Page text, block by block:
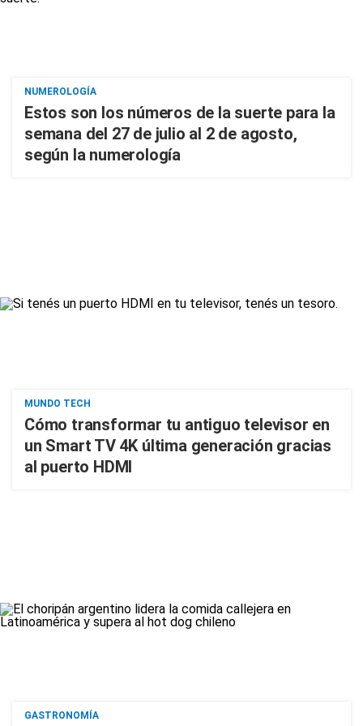
NUMEROLOGÍA
Estos son los números de la suerte para la
semana del 27 de julio al 2 de agosto,
según la numerología
MUNDO TECH
Cómo transformar tu antiguo televisor en
un Smart TV 4K última generación gracias
al puerto HDMI
GASTRONOMÍA